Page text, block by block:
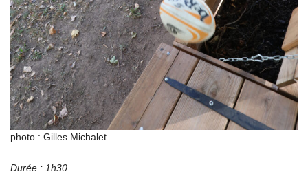
photo : Gilles Michalet
Durée : 1h30